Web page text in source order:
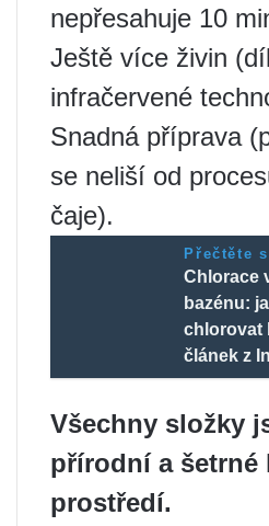
nepřesahuje 10
Ještě více živin
infračervené
Snadná příprava
se neliší od
čaje).
Přečtěte
Chlorace
bazénu:
chlorovat
článek z
Všechny složky
přírodní a šetrné
prostředí.